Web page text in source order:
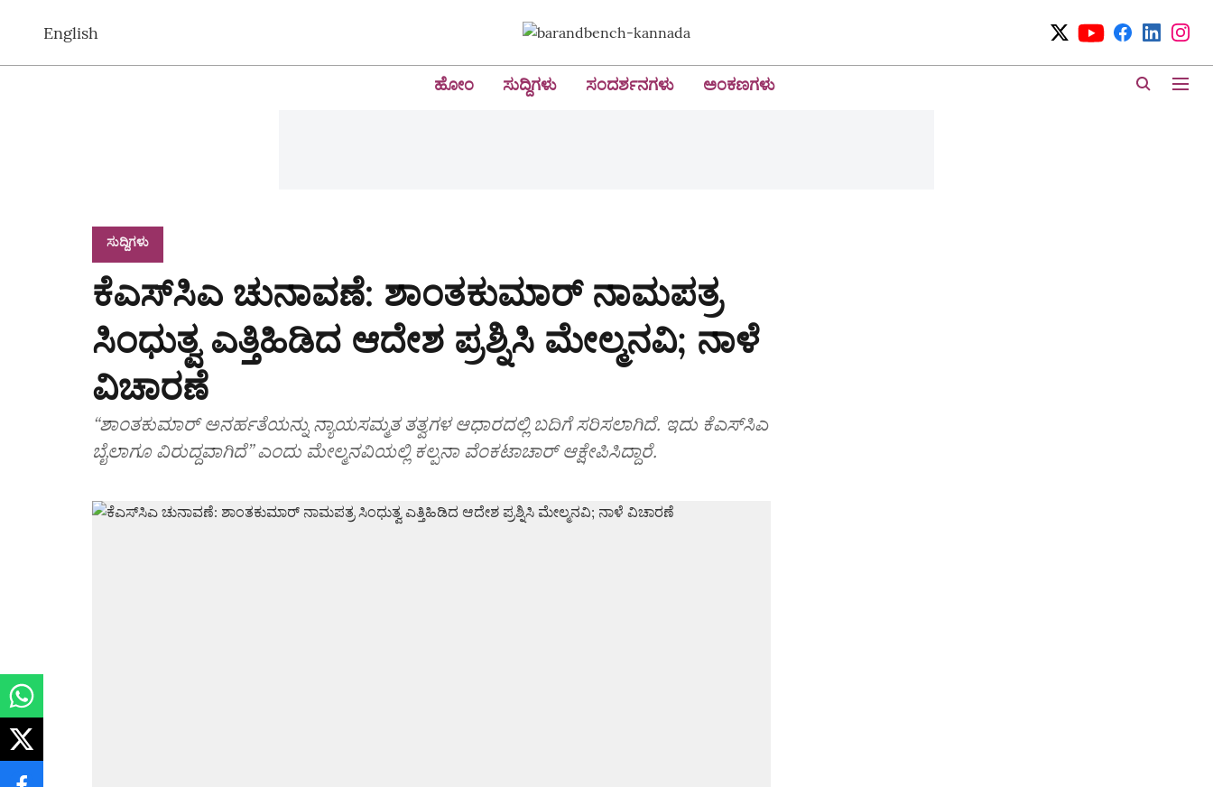
English
ಹೋಂ ಸುದ್ದಿಗಳು ಸಂದರ್ಶನಗಳು ಅಂಕಣಗಳು
ಸುದ್ದಿಗಳು
ಕೆಎಸ್‌ಸಿಎ ಚುನಾವಣೆ: ಶಾಂತಕುಮಾರ್‌ ನಾಮಪತ್ರ
ಸಿಂಧುತ್ವ ಎತ್ತಿಹಿಡಿದ ಆದೇಶ ಪ್ರಶ್ನಿಸಿ ಮೇಲ್ಮನವಿ; ನಾಳೆ
ವಿಚಾರಣೆ
“ಶಾಂತಕುಮಾರ್‌ ಅನರ್ಹತೆಯನ್ನು ನ್ಯಾಯಸಮ್ಮತ ತತ್ವಗಳ ಆಧಾರದಲ್ಲಿ ಬದಿಗೆ ಸರಿಸಲಾಗಿದೆ. ಇದು ಕೆಎಸ್‌ಸಿಎ
ಬೈಲಾಗೂ ವಿರುದ್ಧವಾಗಿದೆ” ಎಂದು ಮೇಲ್ಮನವಿಯಲ್ಲಿ ಕಲ್ಪನಾ ವೆಂಕಟಾಚಾರ್‌ ಆಕ್ಷೇಪಿಸಿದ್ದಾರೆ.